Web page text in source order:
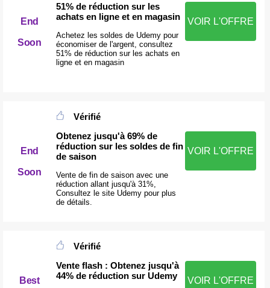
End
Soon
51% de réduction sur les
achats en ligne et en magasin
Achetez les soldes de Udemy pour
économiser de l'argent, consultez
51% de réduction sur les achats en
ligne et en magasin
VOIR L'OFFRE
End
Soon
Vérifié
Obtenez jusqu'à 69% de
réduction sur les soldes de fin
de saison
Vente de fin de saison avec une
réduction allant jusqu'à 31%,
Consultez le site Udemy pour plus
de détails.
VOIR L'OFFRE
Best
Vérifié
Vente flash : Obtenez jusqu'à
44% de réduction sur Udemy
VOIR L'OFFRE